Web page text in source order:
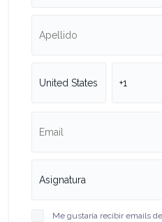
Me gustaría recibir emails